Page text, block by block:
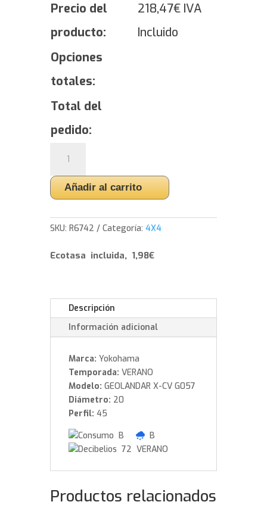
Precio del
producto:
218,47€ IVA
Incluido
Opciones
totales:
Total del
pedido:
GEOLANDAR
X-
CV
-
245/45/20
W
Añadir al carrito
SKU:R6742 Categoría:4X4
Ecotasa incluida, 1,98€
Descripción
Información adicional
Marca: Yokohama
Temporada: VERANO
Modelo: GEOLANDAR X-CV G057
Diámetro: 20
Perfil: 45
B
B
72 VERANO
Productos relacionados